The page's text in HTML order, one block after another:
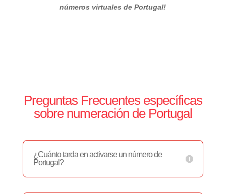
números virtuales de Portugal!
Preguntas Frecuentes específicas
sobre numeración de Portugal
¿Cuánto tarda en activarse un número de
Portugal?